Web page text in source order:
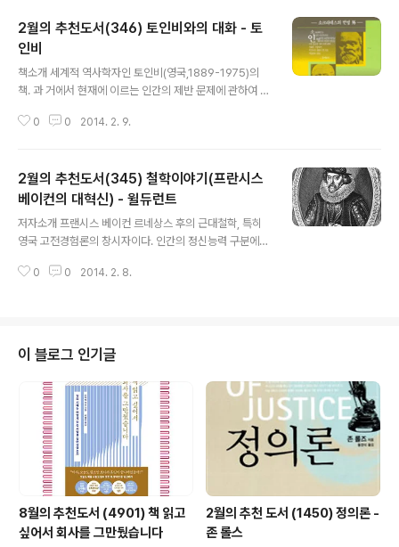
2월의 추천도서(346) 토인비와의 대화 - 토
인비
책소개 세계적 역사학자인 토인비(영국,1889-1975)의
책. 과 거에서 현재에 이르는 인간의 제반 문제에 관하여 동
는 보람, 삶과 죽음, 사랑과 성, 학문과 교육, 젊은 세대에 기
가였고 어머니는 학사 출신의 재원이었다. 토인비의 역사
에 대한 흥미는 매일 밤 어머니에게 자장가 대신 들은 이야
기들에서 싹텄다고 한다. 열세 살 때 그리스어와 라틴어 교
육을 받기 시작한 그는 옥스퍼드 대학교 베일리얼 칼리지
에서 고대사를 전공한 뒤, 영국 고고대학원 연구원, 베일리
얼 칼리지 특별연구원 겸 지도교수를 거쳐 파리평화회의
0 0 2014. 2. 9.
2월의 추천도서(345) 철학이야기(프란시스
베이컨의 대혁신) - 윌듀런트
저자소개 프랜시스 베이컨 르네상스 후의 근대철학, 특히
영국 고전경험론의 창시자이다. 인간의 정신능력 구분에
신학과 자연철학으로 나누었는데, 그의 최대의 관심과 공
에서 국회의원이 되었고, 제임스 1세 치하에서는 사법장관
과 기타 요직을 지내 ‘벨럼의 남작’, 이어서 ‘오르반즈의 자
작’이 되었다. 1613년에 검찰총장, 1618년에 대법관 등 날
로 권세가 높아갔으나, 수뢰(收賂) 사건으로 의회의 탄핵
을 받아 관직과 지위를 박탈당하고 정계에서 실각된 후 만
년을 실의 속에 보내면서 연구..
0 0 2014. 2. 8.
이 블로그 인기글
8월의 추천도서 (4901) 책 읽고
싶어서 회사를 그만뒀습니다
2월의 추천 도서 (1450) 정의론 -
존 롤스